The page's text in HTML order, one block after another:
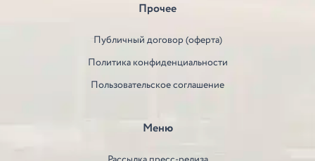
Прочее
Публичный договор (оферта)
Политика конфиденциальности
Пользовательское соглашение
Меню